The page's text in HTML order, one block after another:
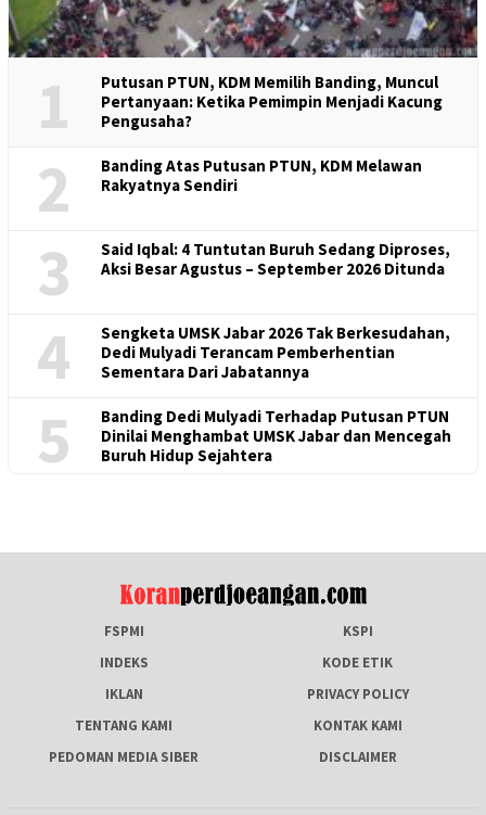
1
Putusan PTUN, KDM Memilih Banding, Muncul
Pertanyaan: Ketika Pemimpin Menjadi Kacung
Pengusaha?
2
Banding Atas Putusan PTUN, KDM Melawan
Rakyatnya Sendiri
3
Said Iqbal: 4 Tuntutan Buruh Sedang Diproses,
Aksi Besar Agustus – September 2026 Ditunda
4
Sengketa UMSK Jabar 2026 Tak Berkesudahan,
Dedi Mulyadi Terancam Pemberhentian
Sementara Dari Jabatannya
5
Banding Dedi Mulyadi Terhadap Putusan PTUN
Dinilai Menghambat UMSK Jabar dan Mencegah
Buruh Hidup Sejahtera
FSPMI
KSPI
INDEKS
KODE ETIK
IKLAN
PRIVACY POLICY
TENTANG KAMI
KONTAK KAMI
PEDOMAN MEDIA SIBER
DISCLAIMER